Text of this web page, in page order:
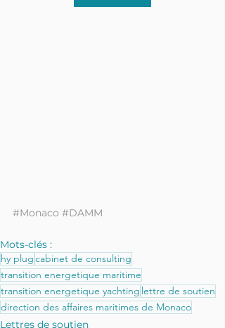
#Monaco #DAMM
Mots-clés :
hy plugcabinet de consulting
transition energetique maritime
transition energetique yachting lettre de soutien
direction des affaires maritimes de Monaco
Lettres de soutien